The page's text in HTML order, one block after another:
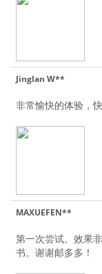
Jinglan W**
非常愉快的体验，
MAXUEFEN**
第一次尝试。效果
书。谢谢邮多多！